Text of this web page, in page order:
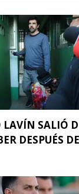
LAVÍN SALIÓ
DESPUÉS